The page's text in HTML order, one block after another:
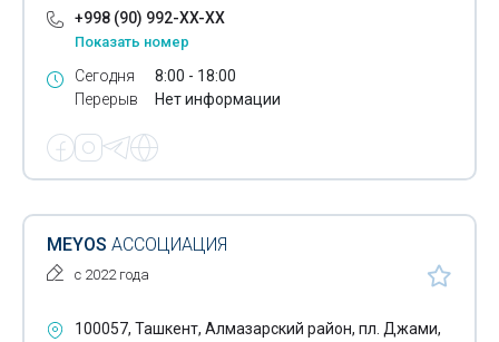
Велосипеды
Воздушные шланги
Галантерея
Гибкие шланги
Гуашь
Декоративная лепнина
+998 (90) 992-XX-XX
Показать номер
Сегодня
Перерыв
8:00 - 18:00
Нет информации
MEYOS АССОЦИАЦИЯ
с 2022 года
100057, Ташкент, Алмазарский район, пл. Джами,